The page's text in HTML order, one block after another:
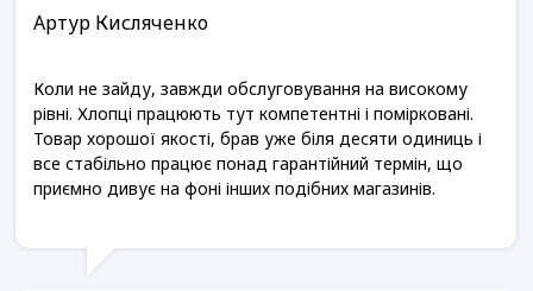
Артур Кисляченко
Коли не зайду, завжди обслуговування на високому
рівні. Хлопці працюють тут компетентні і помірковані.
Товар хорошої якості, брав уже біля десяти одиниць і
все стабільно працює понад гарантійний термін, що
приємно дивує на фоні інших подібних магазинів.